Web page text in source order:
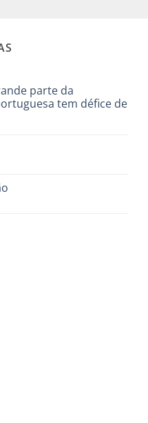
parte da
tem défice de